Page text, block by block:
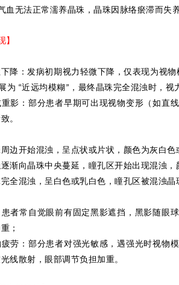
血无法正常濡养晶珠，晶珠因脉络瘀滞而
】
降：发病初期视力轻微下降，仅表现为视
为 “近远均模糊 ” ，最终晶珠完全混浊时，
影：部分患者早期可出现视物变形（如直
。
边开始混浊，呈点状或片状，颜色为灰白
渐向晶珠中央蔓延，瞳孔区开始出现混浊
全混浊，呈白色或乳白色，瞳孔区被混浊
者常自觉眼前有固定黑影遮挡，黑影随眼
；
劳：部分患者对强光敏感，遇强光时视物
线散射，眼部调节负担加重。